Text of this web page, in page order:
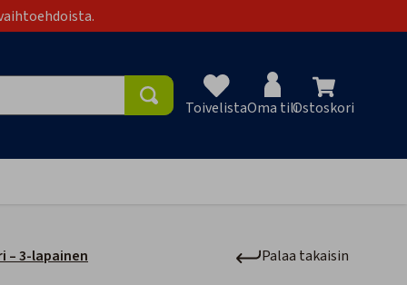
ToivelistaOma tiliOstoskori
– 3-lapainen Palaa takaisin